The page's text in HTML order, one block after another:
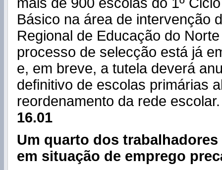
Básico na área de intervenção
Regional de Educação do
processo de selecção está já
e, em breve, a tutela deverá
definitivo de escolas primárias
reordenamento da rede escolar.
16.01
Um quarto dos
em situação de emprego